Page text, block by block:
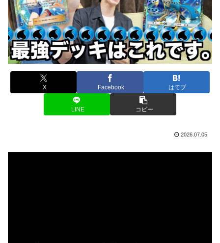
X Facebook はてブ
LINE コピー
2026.07.05